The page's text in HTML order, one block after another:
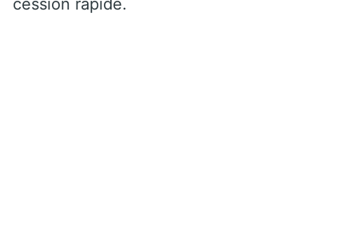
cession rapide.